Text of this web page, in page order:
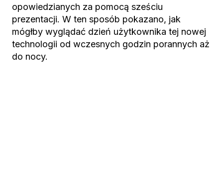
opowiedzianych za pomocą sześciu
prezentacji. W ten sposób pokazano, jak
mógłby wyglądać dzień użytkownika tej nowej
technologii od wczesnych godzin porannych aż
do nocy.